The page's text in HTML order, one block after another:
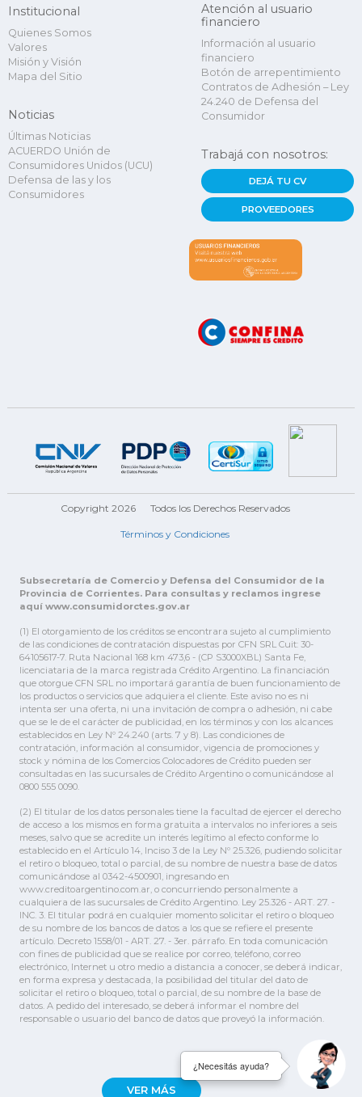
Institucional
Quienes Somos
Valores
Misión y Visión
Mapa del Sitio
Noticias
Últimas Noticias
ACUERDO Unión de
Consumidores Unidos (UCU)
Defensa de las y los
Consumidores
Atención al usuario
financiero
Información al usuario
financiero
Botón de arrepentimiento
Contratos de Adhesión – Ley
24.240 de Defensa del
Consumidor
Trabajá con nosotros:
DEJÁ TU CV
PROVEEDORES
Copyright 2026 Todos los Derechos Reservados
Términos y Condiciones
Subsecretaría de Comercio y Defensa del Consumidor de la
Provincia de Corrientes. Para consultas y reclamos ingrese
aquí www.consumidorctes.gov.ar
(1) El otorgamiento de los créditos se encontrara sujeto al cumplimiento
de las condiciones de contratación dispuestas por CFN SRL Cuit: 30-
64105617-7. Ruta Nacional 168 km 473,6 - (CP S3000XBL) Santa Fe,
licenciataria de la marca registrada Crédito Argentino. La financiación
que otorgue CFN SRL no importará garantía de buen funcionamiento de
los productos o servicios que adquiera el cliente. Este aviso no es ni
intenta ser una oferta, ni una invitación de compra o adhesión, ni cabe
que se le de el carácter de publicidad, en los términos y con los alcances
establecidos en Ley Nº 24.240 (arts. 7 y 8). Las condiciones de
contratación, información al consumidor, vigencia de promociones y
stock y nómina de los Comercios Colocadores de Crédito pueden ser
consultadas en las sucursales de Crédito Argentino o comunicándose al
0800 555 0090.
(2) El titular de los datos personales tiene la facultad de ejercer el derecho
de acceso a los mismos en forma gratuita a intervalos no inferiores a seis
meses, salvo que se acredite un interés legítimo al efecto conforme lo
establecido en el Artículo 14, Inciso 3 de la Ley Nº 25.326, pudiendo solicitar
el retiro o bloqueo, total o parcial, de su nombre de nuestra base de datos
comunicándose al 0342-4500901, ingresando en
www.creditoargentino.com.ar, o concurriendo personalmente a
cualquiera de las sucursales de Crédito Argentino. Ley 25.326 - ART. 27. -
INC. 3. El titular podrá en cualquier momento solicitar el retiro o bloqueo
de su nombre de los bancos de datos a los que se refiere el presente
artículo. Decreto 1558/01 - ART. 27. - 3er. párrafo. En toda comunicación
con fines de publicidad que se realice por correo, teléfono, correo
electrónico, Internet u otro medio a distancia a conocer, se deberá indicar,
en forma expresa y destacada, la posibilidad del titular del dato de
solicitar el retiro o bloqueo, total o parcial, de su nombre de la base de
datos. A pedido del interesado, se deberá informar el nombre del
responsable o usuario del banco de datos que proveyó la información.
VER MÁS
¿Necesitás ayuda?